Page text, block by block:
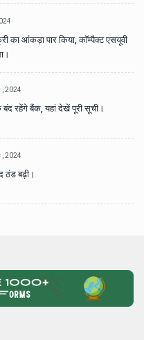
का आंकड़ा पार किया, कॉम्पैक्ट एसयूवी
, 2024
बंद रहेंगे बैंक, यहां देखें पूरी सूची।
, 2024
ठंड बढ़ी।